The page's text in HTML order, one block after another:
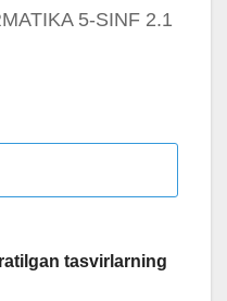
5-SINF 2.1
tasvirlarning